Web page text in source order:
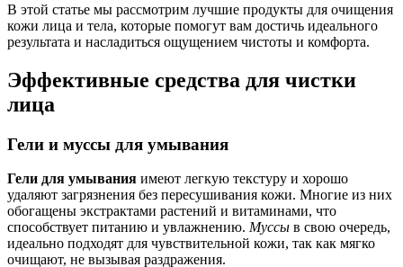
В этой статье мы рассмотрим лучшие продукты для очищения
кожи лица и тела, которые помогут вам достичь идеального
результата и насладиться ощущением чистоты и комфорта.
Эффективные средства для чистки
лица
Гели и муссы для умывания
Гели для умывания имеют легкую текстуру и хорошо
удаляют загрязнения без пересушивания кожи. Многие из них
обогащены экстрактами растений и витаминами, что
способствует питанию и увлажнению. Муссы в свою очередь,
идеально подходят для чувствительной кожи, так как мягко
очищают, не вызывая раздражения.